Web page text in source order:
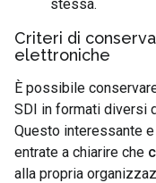
stessa.
Criteri di
elettroniche
È possibile
SDI in formati diversi
Questo interessante
entrate a chiarire che
alla propria